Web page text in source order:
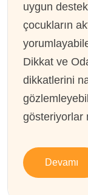
uygun
çocukların
Dikkat ve
dikkatlerini
gösteriyorlar
Devamı